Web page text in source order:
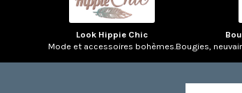
Look Hippie Chic
Mode et accessoires bohèmes.Bougies,